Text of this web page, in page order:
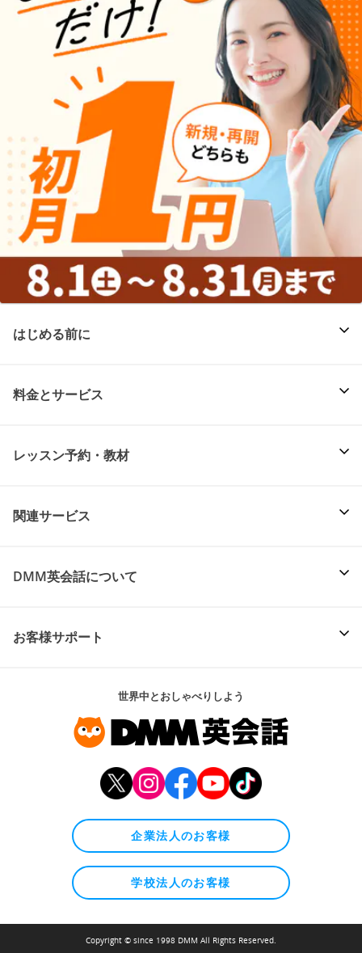
はじめる前に
料金とサービス
レッスン予約・教材
関連サービス
DMM英会話について
お客様サポート
世界中とおしゃべりしよう
企業法人のお客様
学校法人のお客様
Copyright © since 1998 DMM All Rights Reserved.